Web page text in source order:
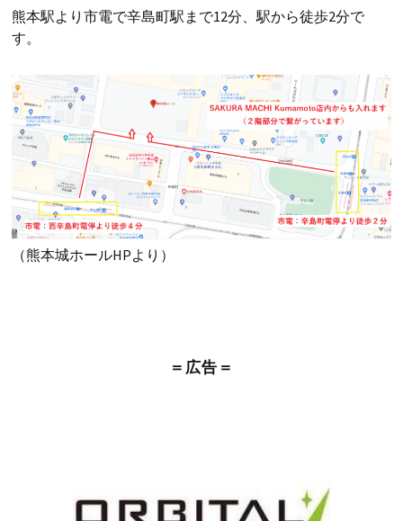
熊本駅より市電で辛島町駅まで12分、駅から徒歩2分で
す。
（熊本城ホールHPより）
＝広告＝